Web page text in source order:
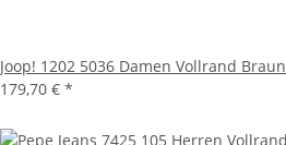
Joop! 1202 5036 Damen Vollrand Braun
179,70 € *